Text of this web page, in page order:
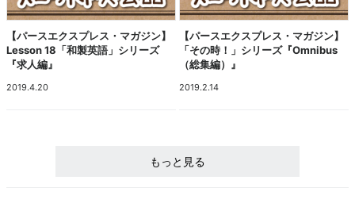
【パースエクスプレス・マガジン】
Lesson 18「和製英語」シリーズ
『求人編』
2019.4.20
【パースエクスプレス・マガジン】
「その時！」シリーズ『Omnibus
（総集編）』
2019.2.14
もっと見る